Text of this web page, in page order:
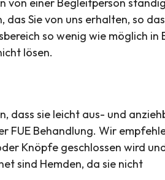
das Sie von uns erhalten, so
so wenig wie möglich in
lösen.
dass sie leicht aus- und
FUE Behandlung. Wir
Knöpfe geschlossen wird
sind Hemden, da sie nicht